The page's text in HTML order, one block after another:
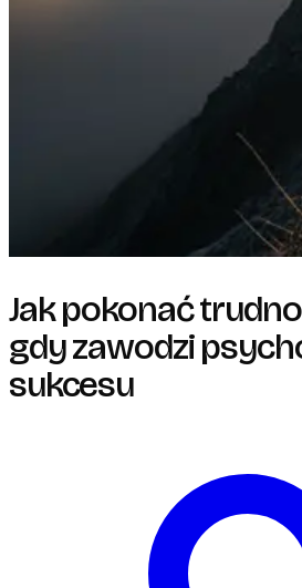
Jak pokonać
gdy zawodzi
sukcesu